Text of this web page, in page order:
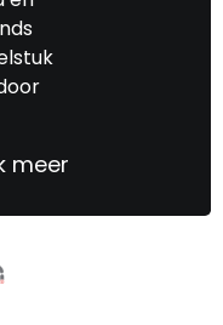
meer